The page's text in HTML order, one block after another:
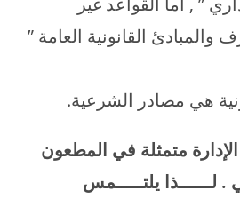
والمبادئ القانونية العامة ”
هي مصادر الشرعية.
متمثلة في المطعون
لــــــذا يلتـــــمس